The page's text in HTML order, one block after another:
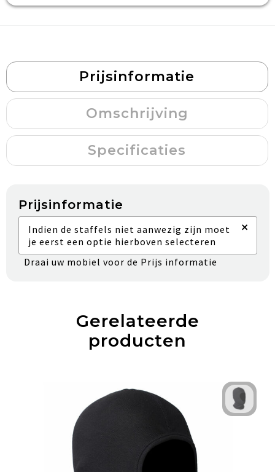
Prijsinformatie
Omschrijving
Specificaties
Prijsinformatie
Indien de staffels niet aanwezig zijn moet
je eerst een optie hierboven selecteren
×
Draai uw mobiel voor de Prijs informatie
Gerelateerde
producten